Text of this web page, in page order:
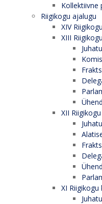
Kollektiivne
Riigikogu ajalugu
XIV
XIII
XII
XI Riigikogu